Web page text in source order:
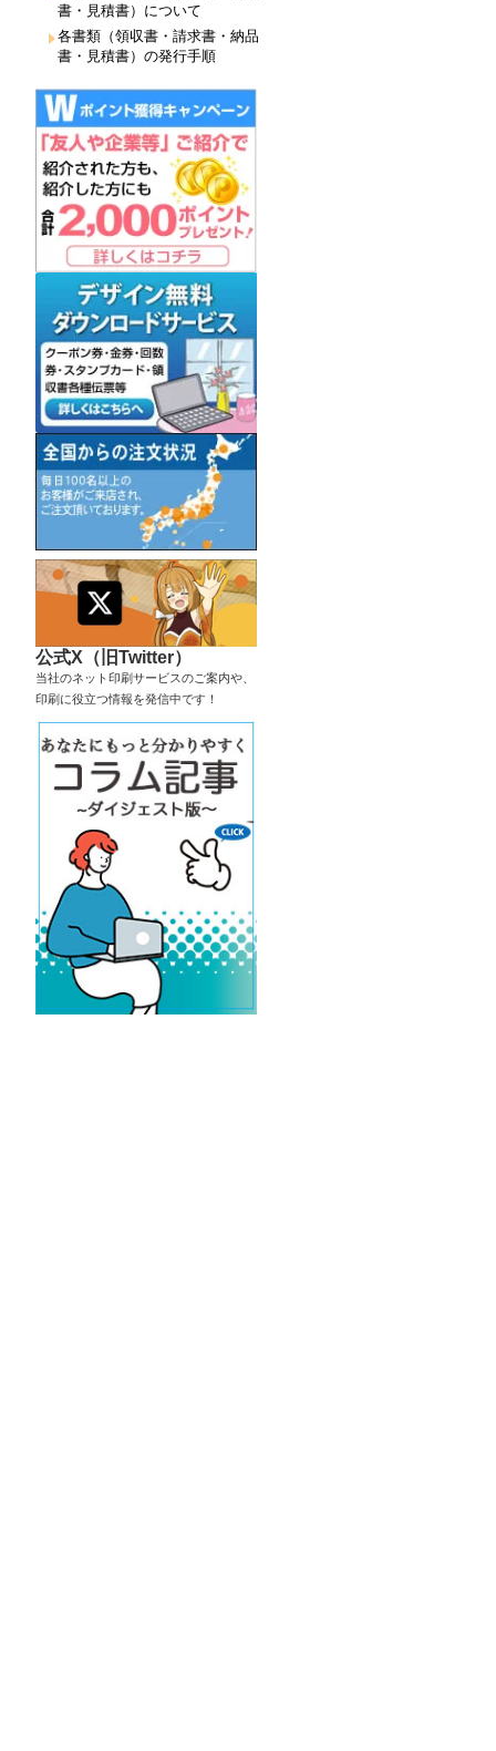
書・見積書）について
各書類（領収書・請求書・納品
書・見積書）の発行手順
公式X（旧Twitter）
当社のネット印刷サービスのご案内や、
印刷に役立つ情報を発信中です！